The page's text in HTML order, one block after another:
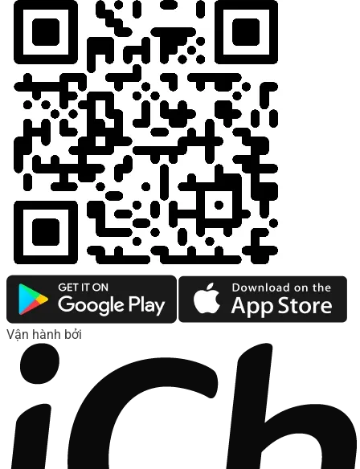
Vận hành bởi